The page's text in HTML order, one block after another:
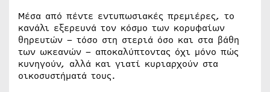
Μέσα από πέντε εντυπωσιακές πρεμιέρες, το
κανάλι εξερευνά τον κόσμο των κορυφαίων
θηρευτών – τόσο στη στεριά όσο και στα βάθη
των ωκεανών – αποκαλύπτοντας όχι μόνο πώς
κυνηγούν, αλλά και γιατί κυριαρχούν στα
οικοσυστήματά τους.